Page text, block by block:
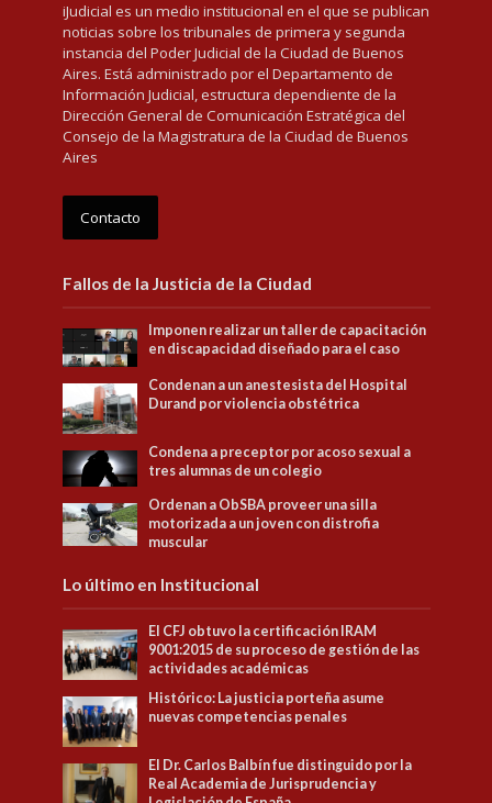
iJudicial es un medio institucional en el que se publican
noticias sobre los tribunales de primera y segunda
instancia del Poder Judicial de la Ciudad de Buenos
Aires. Está administrado por el Departamento de
Información Judicial, estructura dependiente de la
Dirección General de Comunicación Estratégica del
Consejo de la Magistratura de la Ciudad de Buenos
Aires
Contacto
Fallos de la Justicia de la Ciudad
Imponen realizar un taller de capacitación
en discapacidad diseñado para el caso
Condenan a un anestesista del Hospital
Durand por violencia obstétrica
Condena a preceptor por acoso sexual a
tres alumnas de un colegio
Ordenan a ObSBA proveer una silla
motorizada a un joven con distrofia
muscular
Lo último en Institucional
El CFJ obtuvo la certificación IRAM
9001:2015 de su proceso de gestión de las
actividades académicas
Histórico: La justicia porteña asume
nuevas competencias penales
El Dr. Carlos Balbín fue distinguido por la
Real Academia de Jurisprudencia y